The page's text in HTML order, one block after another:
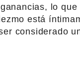
lo
está
considerado